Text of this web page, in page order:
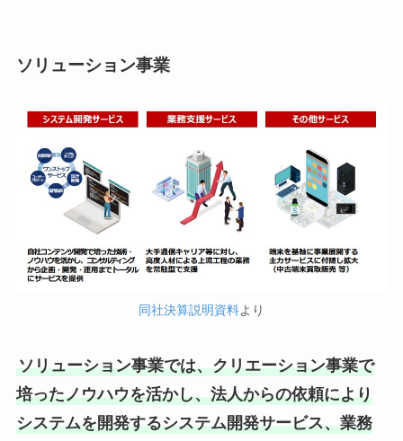
ソリューション事業
同社決算説明資料より
ソリューション事業では、クリエーション事業で
培ったノウハウを活かし、法人からの依頼により
システムを開発するシステム開発サービス、業務